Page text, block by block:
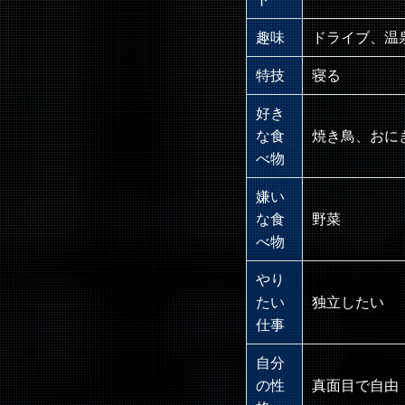
趣味 ドライブ、温
特技 寝る
好き
な食
べ物
焼き鳥、おに
嫌い
な食
べ物
野菜
やり
たい
仕事
独立したい
自分
の性
真面目で自由